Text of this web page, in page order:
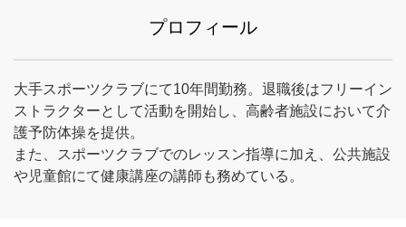
プロフィール
大手スポーツクラブにて10年間勤務。退職後はフリーイン
ストラクターとして活動を開始し、高齢者施設において介
護予防体操を提供。
また、スポーツクラブでのレッスン指導に加え、公共施設
や児童館にて健康講座の講師も務めている。